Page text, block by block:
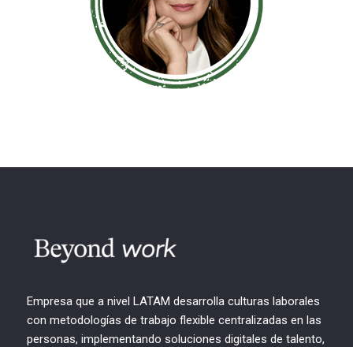
Empresa que a nivel LATAM desarrolla culturas laborales
con metodologías de trabajo flexible centralizadas en las
personas, implementando soluciones digitales de talento,